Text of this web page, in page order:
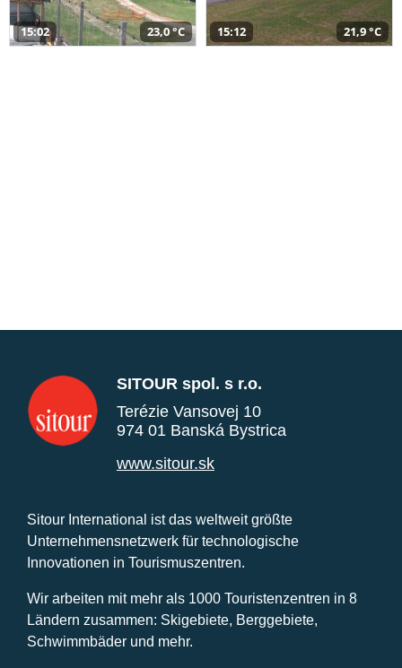
15:02 23,0 °C 15:12 21,9 °C
SITOUR spol. s r.o.
Terézie Vansovej 10
974 01 Banská Bystrica
www.sitour.sk
Sitour International ist das weltweit größte
Unternehmensnetzwerk für technologische
Innovationen in Tourismuszentren.
Wir arbeiten mit mehr als 1000 Touristenzentren in 8
Ländern zusammen: Skigebiete, Berggebiete,
Schwimmbäder und mehr.